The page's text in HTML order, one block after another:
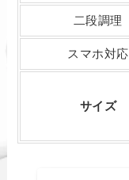
二段調理
スマホ対応
サイズ